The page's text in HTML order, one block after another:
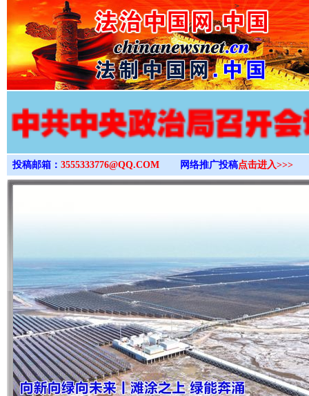
>
投稿邮箱： 3555333776@QQ.COM 网络推广投稿点击进入>>>